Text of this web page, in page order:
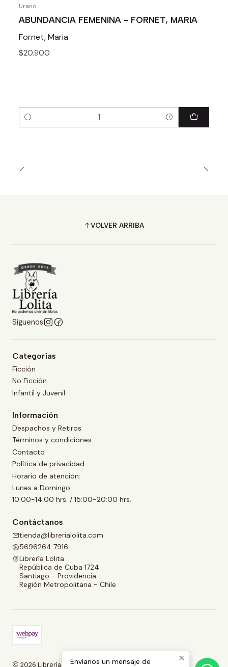
Urano
ABUNDANCIA FEMENINA - FORNET, MARIA
Fornet, Maria
$20.900
Cantidad
VOLVER ARRIBA
Síguenos
Categorías
Ficción
No Ficción
Infantil y Juvenil
Información
Despachos y Retiros
Términos y condiciones
Contacto
Política de privacidad
Horario de atención:
Lunes a Domingo:
10:00-14:00 hrs. / 15:00-20:00 hrs.
Contáctanos
tienda@librerialolita.com
5696264 7916
Librería Lolita
República de Cuba 1724
Santiago - Providencia
Región Metropolitana - Chile
2026 Librería Lolita.Envíanos un mensaje de